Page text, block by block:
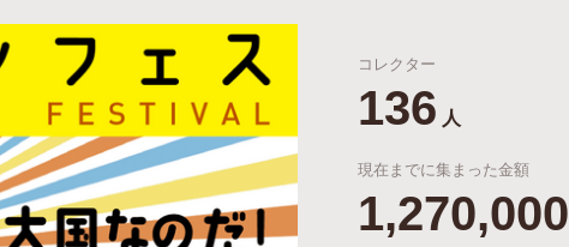
Feature
キュレーターから探す 特集から探す 最新進捗報告から探す
Legendary
クト 調達額が大きいプロジェクト
コレクター
136 人
現在までに集まった金額
1,270,000